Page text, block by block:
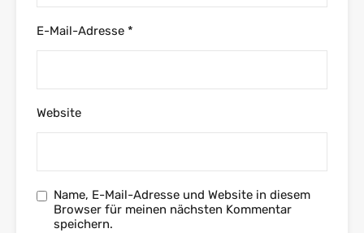
E-Mail-Adresse *
Website
Name, E-Mail-Adresse und Website in diesem
Browser für meinen nächsten Kommentar
speichern.